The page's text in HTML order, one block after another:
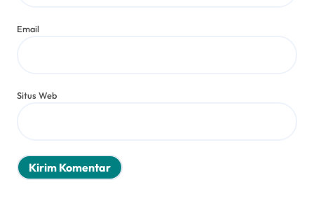
Email
Situs Web